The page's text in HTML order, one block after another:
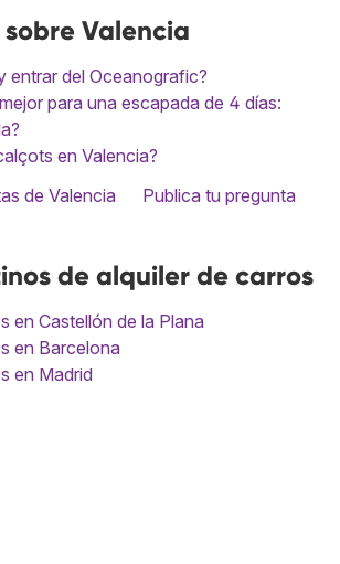
Valencia
entrar del Oceanografic?
para una escapada de 4 días:
en Valencia?
de Valencia
Publica tu pregunta
de alquiler de carros
en Castellón de la Plana
en Barcelona
en Madrid